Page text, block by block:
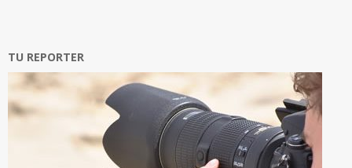
TU REPORTER